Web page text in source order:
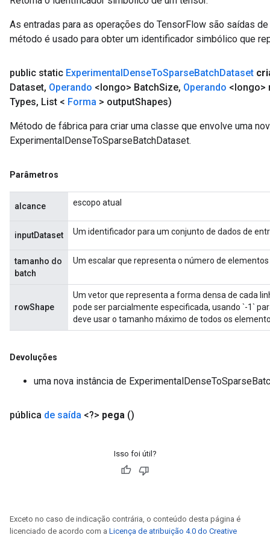
As entradas para as operações do TensorFlow são saídas
método é usado para obter um identificador simbólico que
public static ExperimentalDenseToSparseBatchDataset
Dataset, Operando <longo> BatchSize, Operando <longo>
Types, List < Forma > outputShapes)
Método de fábrica para criar uma classe que envolve uma
ExperimentalDenseToSparseBatchDataset.
Parâmetros
alcance escopo atual
inputDataset Um identificador para um conjunto de dados de
tamanho do
batch
Um escalar que representa o número de
rowShape
Um vetor que representa a forma densa de cada
pode ser parcialmente especificada, usando `-1`
deve usar o tamanho máximo de todos os
Devoluções
uma nova instância de
pública de saída <?> pega ()
Isso foi útil?
Exceto no caso de indicação contrária, o conteúdo desta página é
licenciado de acordo com a Licença de atribuição 4.0 do Creative